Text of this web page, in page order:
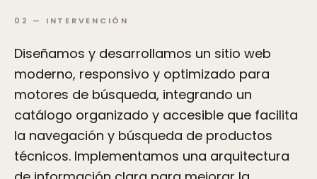
02 — INTERVENCIÓN
Diseñamos y desarrollamos un sitio web
moderno, responsivo y optimizado para
motores de búsqueda, integrando un
catálogo organizado y accesible que facilita
la navegación y búsqueda de productos
técnicos. Implementamos una arquitectura